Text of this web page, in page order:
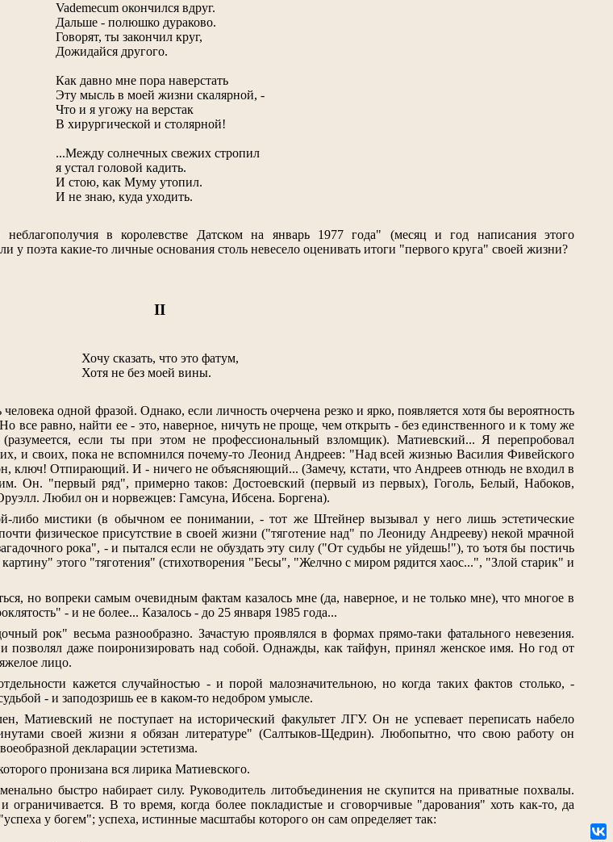
Vademecum окончился вдруг.
Дальше - полюшко дураково.
Говорят, ты закончил круг,
Дожидайся другого.
Как давно мне пора наверстать
Эту мысль в моей жизни скалярной, -
Что и я угожу на верстак
В хирургической и столярной!
...Между солнечных свежих стропил
я устал головой кадить.
И стою, как Муму утопил.
И не знаю, куда уходить.
в королевстве Датском на январь 1977 года" (месяц и год написания этого
у поэта какие-то личные основания столь невесело оценивать итоги "первого круга" своей жизни?
II
Хочу сказать, что это фатум,
Хотя не без моей вины.
одной фразой. Однако, если личность очерчена резко и ярко, появляется хотя бы вероятность
все равно, найти ее - это, наверное, ничуть не проще, чем открыть - без единственного и к тому же
если ты при этом не профессиональный взломщик). Матиевский... Я перепробовал
и своих, пока не вспомнился почему-то Леонид Андреев: "Над всей жизнью Василия Фивейского
ключ! Отпирающий. И - ничего не объясняющий... (Замечу, кстати, что Андреев отнюдь не входил в
Он. "первый ряд", примерно таков: Достоевский (первый из первых), Гоголь, Белый, Набоков,
Любил он и норвежцев: Гамсуна, Ибсена. Боргена).
либо мистики (в обычном ее понимании, - тот же Штейнер вызывал у него лишь эстетические
физическое присутствие в своей жизни ("тяготение над" по Леониду Андрееву) некой мрачной
рока", - и пытался если не обуздать эту силу ("От судьбы не уйдешь!"), то ъотя бы постичь
этого "тяготения" (стихотворения "Бесы", "Желчно с миром рядится хаос...", "Злой старик" и
но вопреки самым очевидным фактам казалось мне (да, наверное, и не только мне), что многое в
- и не более... Казалось - до 25 января 1985 года...
рок" весьма разнообразно. Зачастую проявлялся в формах прямо-таки фатального невезения.
даже поиронизировать над собой. Однажды, как тайфун, принял женское имя. Но год от
лицо.
кажется случайностью - и порой малозначительною, но когда таких фактов столько, -
- и заподозришь ее в каком-то недобром умысле.
Матиевский не поступает на исторический факультет ЛГУ. Он не успевает переписать набело
своей жизни я обязан литературе" (Салтыков-Щедрин). Любопытно, что свою работу он
декларации эстетизма.
пронизана вся лирика Матиевского.
быстро набирает силу. Руководитель литобъединения не скупится на приватные похвалы.
В то время, когда более покладистые и сговорчивые "дарования" хоть как-то, да
у богем"; успеха, истинные масштабы которого он сам определяет так: